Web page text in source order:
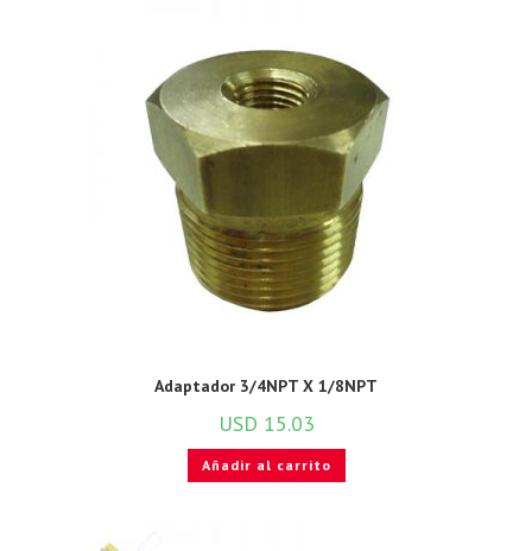
Adaptador 3/4NPT X 1/8NPT
USD 15.03
Añadir al carrito